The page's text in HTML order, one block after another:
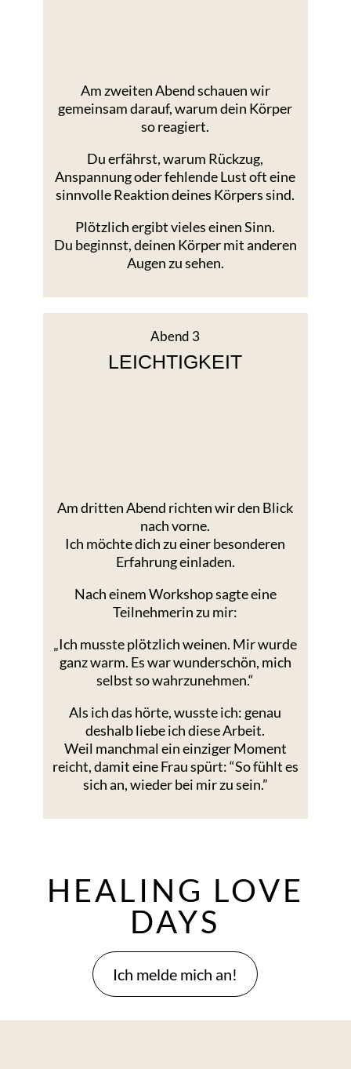
Am zweiten Abend schauen wir
gemeinsam darauf, warum dein Körper
so reagiert.
Du erfährst, warum Rückzug,
Anspannung oder fehlende Lust oft eine
sinnvolle Reaktion deines Körpers sind.
Plötzlich ergibt vieles einen Sinn.
Du beginnst, deinen Körper mit anderen
Augen zu sehen.
Abend 3
LEICHTIGKEIT
Am dritten Abend richten wir den Blick
nach vorne.
Ich möchte dich zu einer besonderen
Erfahrung einladen.
Nach einem Workshop sagte eine
Teilnehmerin zu mir:
„Ich musste plötzlich weinen. Mir wurde
ganz warm. Es war wunderschön, mich
selbst so wahrzunehmen.“
Als ich das hörte, wusste ich: genau
deshalb liebe ich diese Arbeit.
Weil manchmal ein einziger Moment
reicht, damit eine Frau spürt: “So fühlt es
sich an, wieder bei mir zu sein.”
HEALING LOVE
DAYS
Ich melde mich an!